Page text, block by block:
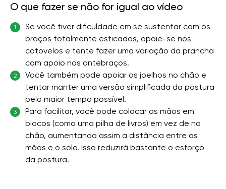
O que fazer se não for igual ao vídeo
1
Se você tiver dificuldade em se sustentar com os
braços totalmente esticados, apoie-se nos
cotovelos e tente fazer uma variação da prancha
com apoio nos antebraços.
2
Você também pode apoiar os joelhos no chão e
tentar manter uma versão simplificada da postura
pelo maior tempo possível.
3
Para facilitar, você pode colocar as mãos em
blocos (como uma pilha de livros) em vez de no
chão, aumentando assim a distância entre as
mãos e o solo. Isso reduzirá bastante o esforço
da postura.